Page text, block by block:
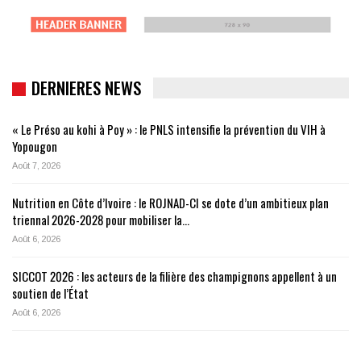
DERNIERES NEWS
« Le Préso au kohi à Poy » : le PNLS intensifie la prévention du VIH à
Yopougon
Août 7, 2026
Nutrition en Côte d’Ivoire : le ROJNAD-CI se dote d’un ambitieux plan
triennal 2026-2028 pour mobiliser la…
Août 6, 2026
SICCOT 2026 : les acteurs de la filière des champignons appellent à un
soutien de l’État
Août 6, 2026